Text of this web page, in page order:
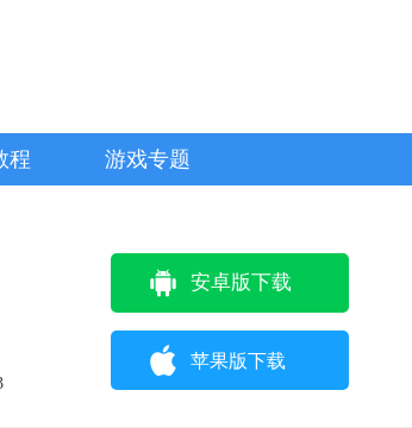
程 游戏专题
安卓版下载
苹果版下载